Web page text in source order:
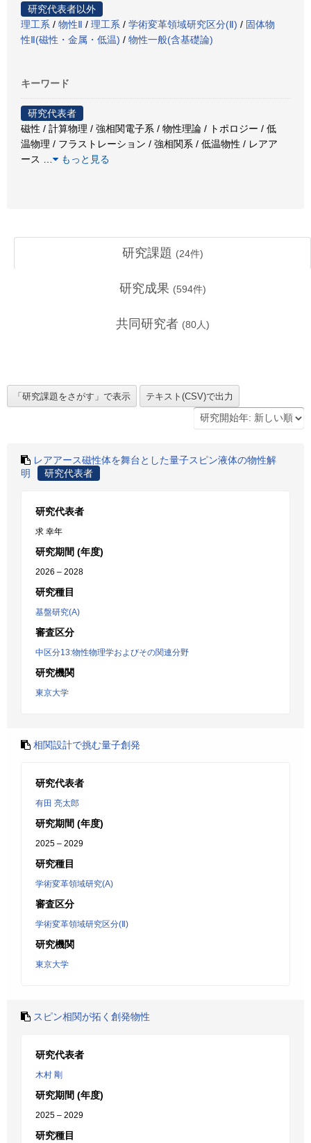
研究代表者以外
理工系 / 物性Ⅱ / 理工系 / 学術変革領域研究区分(Ⅱ) / 固体物
性Ⅱ(磁性・金属・低温) / 物性一般(含基礎論)
キーワード
研究代表者
磁性 / 計算物理 / 強相関電子系 / 物性理論 / トポロジー / 低
温物理 / フラストレーション / 強相関系 / 低温物性 / レアア
ース
もっと見る
研究課題 (24件)
研究成果 (594件)
共同研究者 (80人)
レアアース磁性体を舞台とした量子スピン液体の物性解
明
研究代表者
研究代表者
求 幸年
研究期間 (年度)
2026 – 2028
研究種目
基盤研究(A)
審査区分
中区分13:物性物理学およびその関連分野
研究機関
東京大学
相関設計で挑む量子創発
研究代表者
有田 亮太郎
研究期間 (年度)
2025 – 2029
研究種目
学術変革領域研究(A)
審査区分
学術変革領域研究区分(Ⅱ)
研究機関
東京大学
スピン相関が拓く創発物性
研究代表者
木村 剛
研究期間 (年度)
2025 – 2029
研究種目